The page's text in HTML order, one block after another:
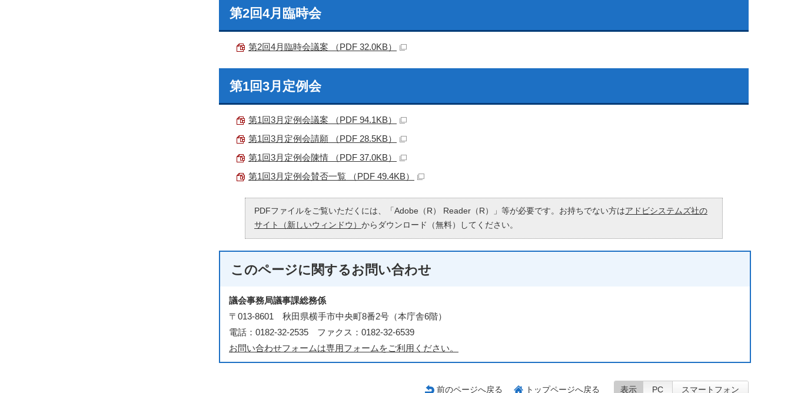
第2回4月臨時会
第2回4月臨時会議案 （PDF 32.0KB）
第1回3月定例会
第1回3月定例会議案 （PDF 94.1KB）
第1回3月定例会請願 （PDF 28.5KB）
第1回3月定例会陳情 （PDF 37.0KB）
第1回3月定例会賛否一覧 （PDF 49.4KB）
PDFファイルをご覧いただくには、「Adobe（R） Reader（R）」等が必要です。お持ちでない方はアドビシステムズ社の
サイト（新しいウィンドウ） からダウンロード（無料）してください。
このページに関するお問い合わせ
議会事務局議事課総務係
〒013-8601 秋田県横手市中央町8番2号（本庁舎6階）
電話：0182-32-2535 ファクス：0182-32-6539
お問い合わせフォームは専用フォームをご利用ください。
前のページへ戻る トップページへ戻る 表示 PC スマートフォン